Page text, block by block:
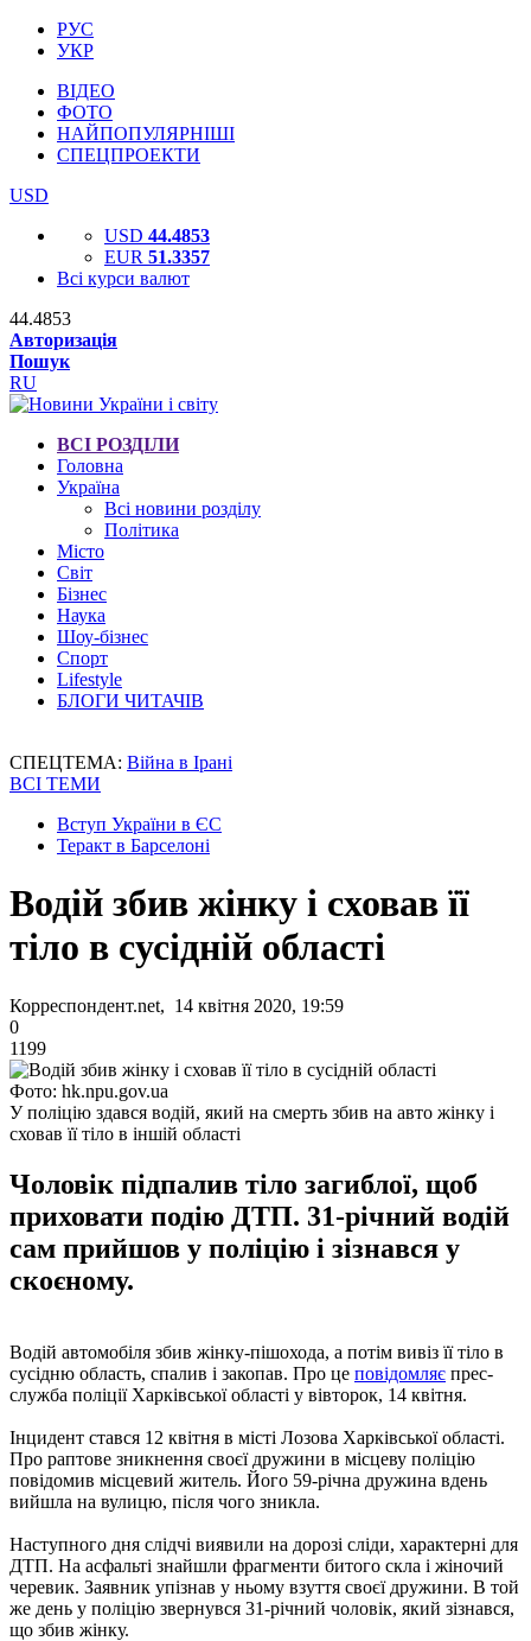
РУС
УКР
ВІДЕО
ФОТО
НАЙПОПУЛЯРНІШІ
СПЕЦПРОЕКТИ
USD
USD 44.4853
EUR 51.3357
Всі курси валют
44.4853
Авторизація
Пошук
RU
ВСІ РОЗДІЛИ
Головна
Україна
Всі новини розділу
Політика
Місто
Світ
Бізнес
Наука
Шоу-бізнес
Спорт
Lifestyle
БЛОГИ ЧИТАЧІВ
СПЕЦТЕМА: Війна в Ірані
ВСІ ТЕМИ
Вступ України в ЄС
Теракт в Барселоні
Водій збив жінку і сховав її
тіло в сусідній області
Корреспондент.net, 14 квітня 2020, 19:59
0
1199
Фото: hk.npu.gov.ua
У поліцію здався водій, який на смерть збив на авто жінку і
сховав її тіло в іншій області
Чоловік підпалив тіло загиблої, щоб
приховати подію ДТП. 31-річний водій
сам прийшов у поліцію і зізнався у
скоєному.
Водій автомобіля збив жінку-пішохода, а потім вивіз її тіло в
сусідню область, спалив і закопав. Про це повідомляє прес-
служба поліції Харківської області у вівторок, 14 квітня.
Інцидент стався 12 квітня в місті Лозова Харківської області.
Про раптове зникнення своєї дружини в місцеву поліцію
повідомив місцевий житель. Його 59-річна дружина вдень
вийшла на вулицю, після чого зникла.
Наступного дня слідчі виявили на дорозі сліди, характерні для
ДТП. На асфальті знайшли фрагменти битого скла і жіночий
черевик. Заявник упізнав у ньому взуття своєї дружини. В той
же день у поліцію звернувся 31-річний чоловік, який зізнався,
що збив жінку.